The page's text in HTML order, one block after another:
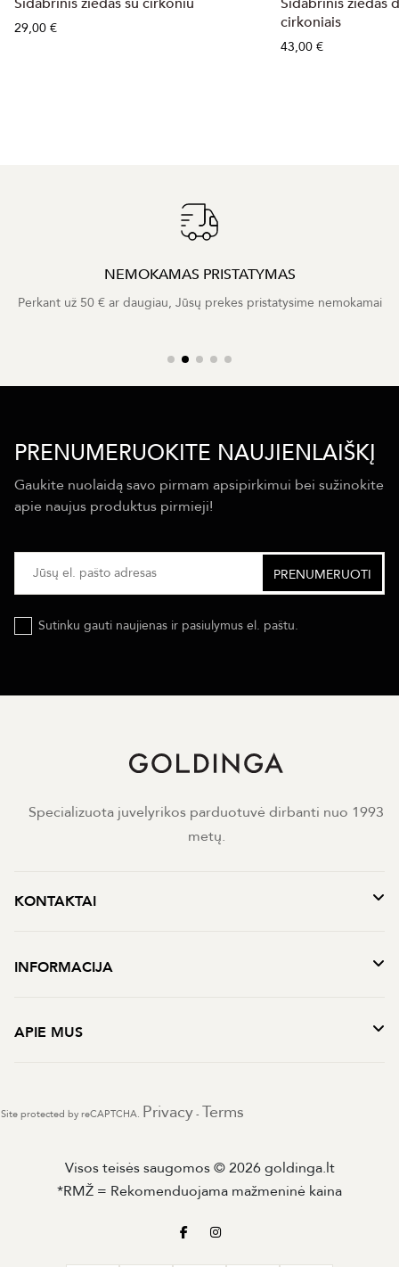
29,00 €
cirkoniais
43,00 €
NEMOKAMAS PRISTATYMAS
Perkant už 50 € ar daugiau, Jūsų prekes pristatysime nemokamai
PRENUMERUOKITE NAUJIENLAIŠKĮ
Gaukite nuolaidą savo pirmam apsipirkimui bei sužinokite
apie naujus produktus pirmieji!
Sutinku gauti naujienas ir pasiulymus el. paštu.
Specializuota juvelyrikos parduotuvė dirbanti nuo 1993
metų.
KONTAKTAI
INFORMACIJA
APIE MUS
Site protected by reCAPTCHA. Privacy - Terms
Visos teisės saugomos © 2026 goldinga.lt
*RMŽ = Rekomenduojama mažmeninė kaina